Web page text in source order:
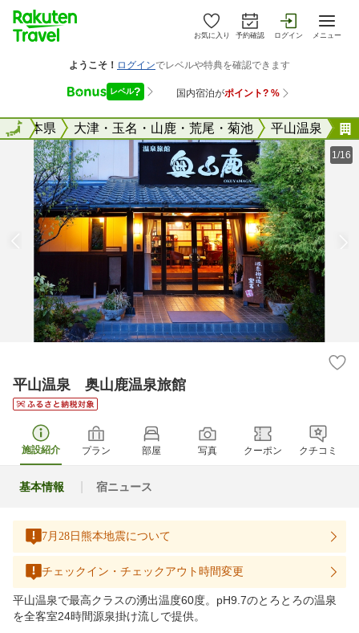
お気に入り 予約確認 ログイン メニュー
全国熊本県 大津・玉名・山鹿・荒尾・菊池 平山温泉
全国
1/16
平山温泉 奥山鹿温泉旅館
施設紹介 プラン 部屋 写真 クーポン クチコミ
基本情報 宿ニュース
7月28日熊本地震について
チェックイン・チェックアウト時間変更
平山温泉で最高クラスの湧出温度60度。pH9.7のとろとろの温泉
を全客室24時間源泉掛け流しで提供。